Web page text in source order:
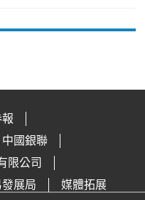
報
中國銀聯
限公司
展局 媒體拓展